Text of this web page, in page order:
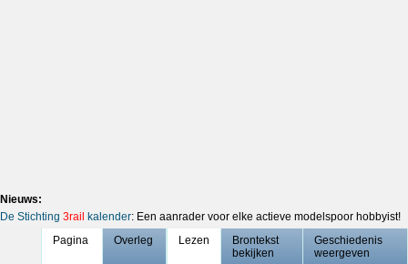
Nieuws:
De Stichting 3rail kalender: Een aanrader voor elke actieve modelspoor hobbyist!
Pagina
Overleg Lezen
Brontekst
bekijken
Geschiedenis
weergeven